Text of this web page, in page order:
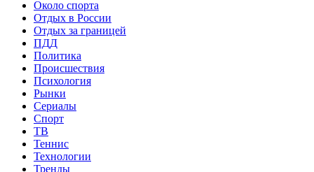
Около спорта
Отдых в России
Отдых за границей
ПДД
Политика
Происшествия
Психология
Рынки
Сериалы
Спорт
ТВ
Теннис
Технологии
Тренды